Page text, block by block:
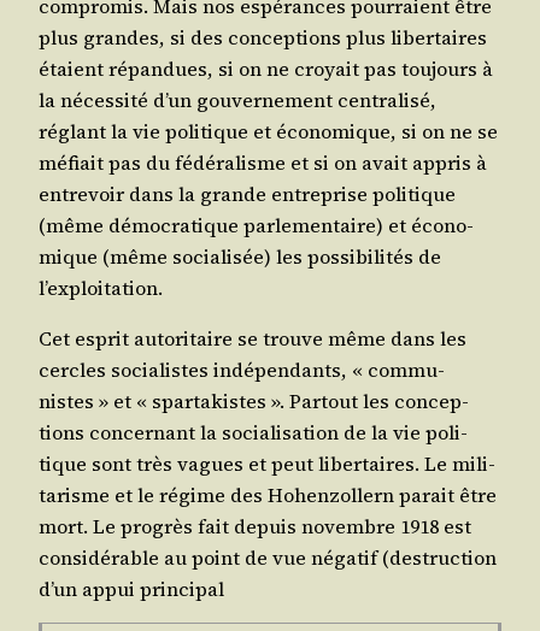
com­pro­mis. Mais nos espé­rances pour­raient être
plus grandes, si des concep­tions plus liber­taires
étaient répan­dues, si on ne croyait pas tou­jours à
la néces­si­té d’un gou­ver­ne­ment cen­tra­li­sé,
réglant la vie poli­tique et éco­no­mique, si on ne se
méfiait pas du fédé­ra­lisme et si on avait appris à
entre­voir dans la grande entre­prise poli­tique
(même démo­cra­tique par­le­men­taire) et éco­no­
mique (même socia­li­sée) les pos­si­bi­li­tés de
l’exploitation.
Cet esprit auto­ri­taire se trouve même dans les
cercles socia­listes indé­pen­dants, « com­mu­
nistes » et « spar­ta­kistes ». Par­tout les concep­
tions concer­nant la socia­li­sa­tion de la vie poli­
tique sont très vagues et peut liber­taires. Le mili­
ta­risme et le régime des Hohen­zol­lern parait être
mort. Le pro­grès fait depuis novembre 1918 est
consi­dé­rable au point de vue néga­tif (des­truc­tion
d’un appui principal